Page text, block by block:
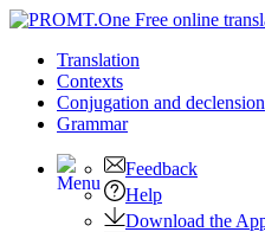
Translation
Contexts
Conjugation and declension
Grammar
Feedback
Help
Download the